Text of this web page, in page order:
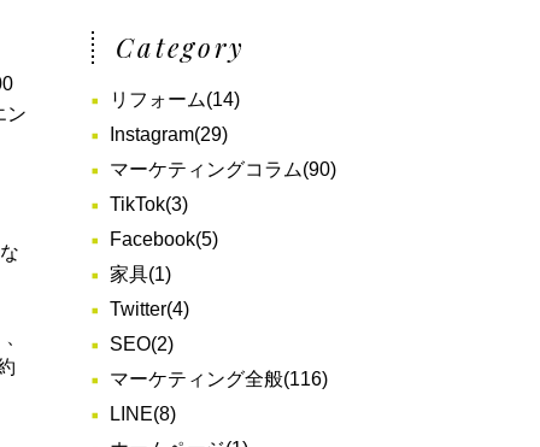
ン
Category
リフォーム(14)
Instagram(29)
マーケティングコラム(90)
TikTok(3)
Facebook(5)
家具(1)
Twitter(4)
SEO(2)
マーケティング全般(116)
LINE(8)